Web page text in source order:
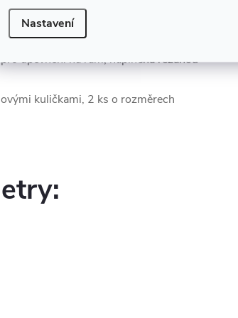
Nastavení
zabalenou do obalu z tkaného
upevnění na rám, naplněná řezanou
kuličkami, 2 ks o rozměrech